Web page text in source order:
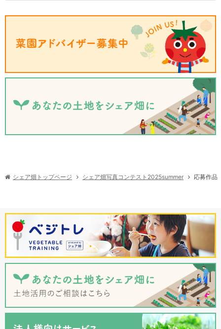
シェア畑トップページ シェア畑写真コンテスト2025summer 応募作品